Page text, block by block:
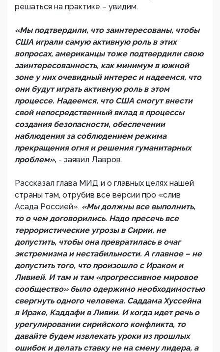
решаться на практике – увидим.
«Мы подтвердили, что заинтересованы, чтобы
США играли самую активную роль в этих
вопросах, американцы тоже подтвердили свою
заинтересованность, как минимум в южной
зоне у них очевидный интерес и надеемся, что
они будут играть активную роль в этом
процессе. Надеемся, что США смогут внести
свой непосредственный вклад в процессы
создания безопасности, обеспечении
наблюдения за соблюдением режима
прекращения огня и решения гуманитарных
проблем», - заявил Лавров.
Рассказал глава МИД и о главных целях нашей
страны там, отрубив все версии про «слив
Асада Россией». «Мы должны все выполнить,
то о чем договорились. Надо пресечь все
террористические угрозы в Сирии, не
допустить, чтобы она превратилась в очаг
экстремизма и нестабильности. А главное – не
допустить того, что произошло с Ираком и
Ливией. И там и там «прогрессивное мировое
сообщество» было одержимо необходимостью
свергнуть одного человека. Саддама Хуссейна
в Ираке, Каддафи в Ливии. И когда идет речь о
урегулировании сирийского конфликта, то
давайте будем извлекать уроки из прошлых
ошибок и делать ставку не на смену лидера, а